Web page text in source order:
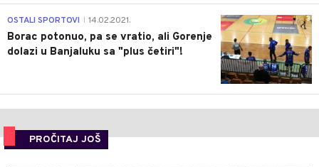
3
OSTALI SPORTOVI 14.02.2021.
Borac potonuo, pa se vratio, ali Gorenje
dolazi u Banjaluku sa "plus četiri"!
PROČITAJ JOŠ